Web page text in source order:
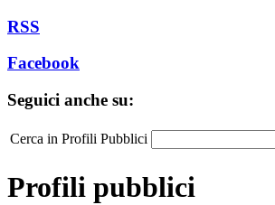
RSS
Facebook
Seguici anche su:
Cerca in Profili Pubblici
Profili pubblici